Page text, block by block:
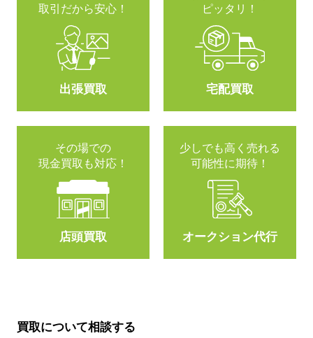
取引だから安心！
出張買取
ピッタリ！
宅配買取
その場での
現金買取も対応！
店頭買取
少しでも高く売れる
可能性に期待！
オークション代行
買取について相談する